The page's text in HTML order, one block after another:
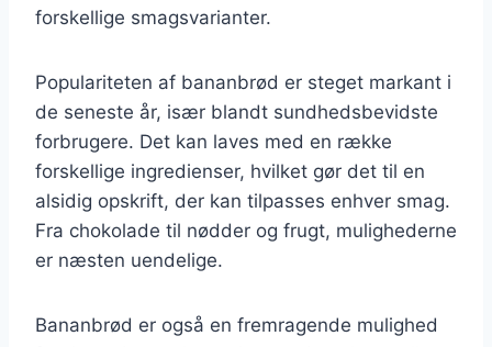
forskellige smagsvarianter.
Populariteten af bananbrød er steget markant i
de seneste år, især blandt sundhedsbevidste
forbrugere. Det kan laves med en række
forskellige ingredienser, hvilket gør det til en
alsidig opskrift, der kan tilpasses enhver smag.
Fra chokolade til nødder og frugt, mulighederne
er næsten uendelige.
Bananbrød er også en fremragende mulighed